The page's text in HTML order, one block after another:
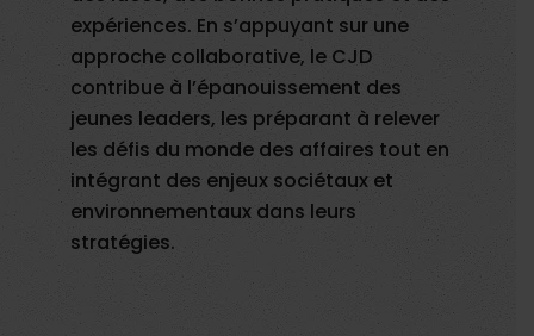
expériences. En s’appuyant sur une
approche collaborative, le CJD
contribue à l’épanouissement des
jeunes leaders, les préparant à relever
les défis du monde des affaires tout en
intégrant des enjeux sociétaux et
environnementaux dans leurs
stratégies.